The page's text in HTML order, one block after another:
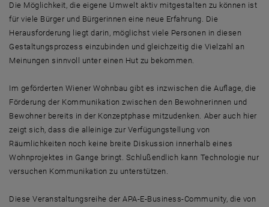
Die Möglichkeit, die eigene Umwelt aktiv mitgestalten zu können ist
für viele Bürger und Bürgerinnen eine neue Erfahrung. Die
Herausforderung liegt darin, möglichst viele Personen in diesen
Gestaltungsprozess einzubinden und gleichzeitig die Vielzahl an
Meinungen sinnvoll unter einen Hut zu bekommen.
Im geförderten Wiener Wohnbau gibt es inzwischen die Auflage, die
Förderung der Kommunikation zwischen den Bewohnerinnen und
Bewohner bereits in der Konzeptphase mitzudenken. Aber auch hier
zeigt sich, dass die alleinige zur Verfügungstellung von
Räumlichkeiten noch keine breite Diskussion innerhalb eines
Wohnprojektes in Gange bringt. Schlußendlich kann Technologie nur
versuchen Kommunikation zu unterstützen.
Diese Veranstaltungsreihe der APA-E-Business-Community, die von